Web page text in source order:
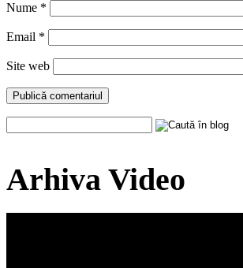
Nume *
Email *
Site web
Arhiva Video